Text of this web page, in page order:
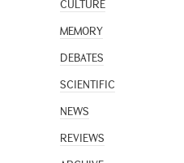
CULTURE
MEMORY
DEBATES
SCIENTIFIC
NEWS
REVIEWS